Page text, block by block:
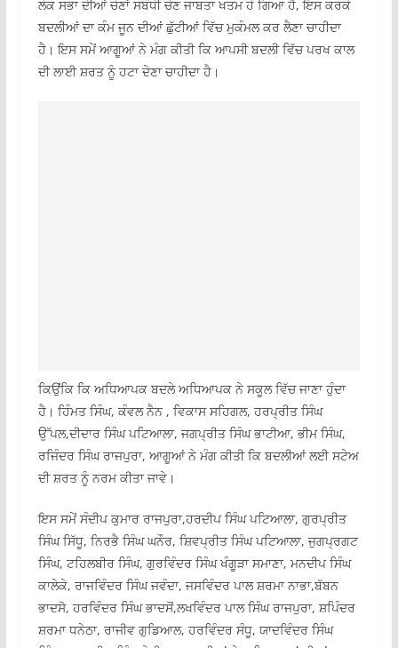
ਲੋਕ ਸਭਾ ਦੀਆਂ ਚੋਣਾਂ ਸਬੰਧੀ ਚੋਣ ਜਾਬਤਾ ਖਤਮ ਹੋ ਗਿਆ ਹੈ, ਇਸ ਕਰਕੇ
ਬਦਲੀਆਂ ਦਾ ਕੰਮ ਜੂਨ ਦੀਆਂ ਛੁੱਟੀਆਂ ਵਿੱਚ ਮੁਕੰਮਲ ਕਰ ਲੈਣਾ ਚਾਹੀਦਾ
ਹੈ। ਇਸ ਸਮੇਂ ਆਗੂਆਂ ਨੇ ਮੰਗ ਕੀਤੀ ਕਿ ਆਪਸੀ ਬਦਲੀ ਵਿੱਚ ਪਰਖ ਕਾਲ
ਦੀ ਲਾਈ ਸ਼ਰਤ ਨੂੰ ਹਟਾ ਦੇਣਾ ਚਾਹੀਦਾ ਹੈ।
ਕਿਉਂਕਿ ਕਿ ਅਧਿਆਪਕ ਬਦਲੇ ਅਧਿਆਪਕ ਨੇ ਸਕੂਲ ਵਿੱਚ ਜਾਣਾ ਹੁੰਦਾ
ਹੈ। ਹਿੰਮਤ ਸਿੰਘ, ਕੰਵਲ ਨੈਨ , ਵਿਕਾਸ ਸਹਿਗਲ, ਹਰਪ੍ਰੀਤ ਸਿੰਘ
ਉੱਪਲ,ਦੀਦਾਰ ਸਿੰਘ ਪਟਿਆਲਾ, ਜਗਪ੍ਰੀਤ ਸਿੰਘ ਭਾਟੀਆ, ਭੀਮ ਸਿੰਘ,
ਰਜਿੰਦਰ ਸਿੰਘ ਰਾਜਪੁਰਾ, ਆਗੂਆਂ ਨੇ ਮੰਗ ਕੀਤੀ ਕਿ ਬਦਲੀਆਂ ਲਈ ਸਟੇਅ
ਦੀ ਸ਼ਰਤ ਨੂੰ ਨਰਮ ਕੀਤਾ ਜਾਵੇ।
ਇਸ ਸਮੇਂ ਸੰਦੀਪ ਕੁਮਾਰ ਰਾਜਪੁਰਾ,ਹਰਦੀਪ ਸਿੰਘ ਪਟਿਆਲਾ, ਗੁਰਪ੍ਰੀਤ
ਸਿੰਘ ਸਿੱਧੂ, ਨਿਰਭੈ ਸਿੰਘ ਘਨੌਰ, ਸ਼ਿਵਪ੍ਰੀਤ ਸਿੰਘ ਪਟਿਆਲਾ, ਜੁਗਪ੍ਰਗਟ
ਸਿੰਘ, ਟਹਿਲਬੀਰ ਸਿੰਘ, ਗੁਰਵਿੰਦਰ ਸਿੰਘ ਖੰਗੂੜਾ ਸਮਾਣਾ, ਮਨਦੀਪ ਸਿੰਘ
ਕਾਲੇਕੇ, ਰਾਜਵਿੰਦਰ ਸਿੰਘ ਜਵੰਦਾ, ਜਸਵਿੰਦਰ ਪਾਲ ਸ਼ਰਮਾ ਨਾਭਾ,ਬੱਬਨ
ਭਾਦਸੋ, ਹਰਵਿੰਦਰ ਸਿੰਘ ਭਾਦਸੋਂ,ਲਖਵਿੰਦਰ ਪਾਲ ਸਿੰਘ ਰਾਜਪੁਰਾ, ਸ਼ਪਿੰਦਰ
ਸ਼ਰਮਾ ਧਨੇਠਾ, ਰਾਜੀਵ ਗੁਡਿਆਲ, ਹਰਵਿੰਦਰ ਸੰਧੂ, ਯਾਦਵਿੰਦਰ ਸਿੰਘ